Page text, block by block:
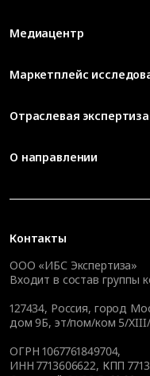
Контакты
ООО «ИБС Экспертиза»
Входит в состав группы
127434, Россия, город
дом 9Б, эт/пом/ком 5/
ОГРН 1067761849704,
ИНН 7713606622, КПП
Медиацентр
Маркетплейс
Отраслевая экспертиза
О направлении